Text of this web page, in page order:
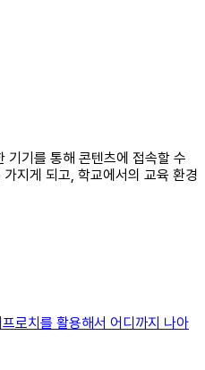
기기를 통해 콘텐츠에 접속할 수
지게 되고, 학교에서의 교육 환경
로치를 활용해서 어디까지 나아